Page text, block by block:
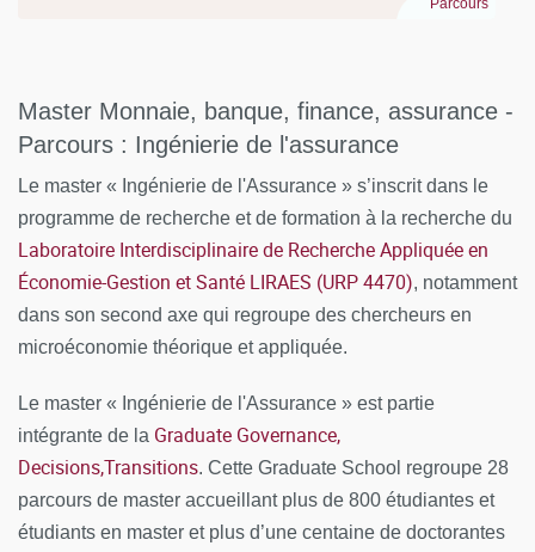
Master Monnaie, banque, finance, assurance -
Parcours : Ingénierie de l'assurance
Le master « Ingénierie de l'Assurance » s’inscrit dans le
programme de recherche et de formation à la recherche du
Laboratoire Interdisciplinaire de Recherche Appliquée en
Économie-Gestion et Santé LIRAES (URP 4470), notamment
dans son second axe qui regroupe des chercheurs en
microéconomie théorique et appliquée.
Le master « Ingénierie de l'Assurance » est partie
intégrante de la Graduate Governance,
Decisions,Transitions. Cette Graduate School regroupe 28
parcours de master accueillant plus de 800 étudiantes et
étudiants en master et plus d’une centaine de doctorantes